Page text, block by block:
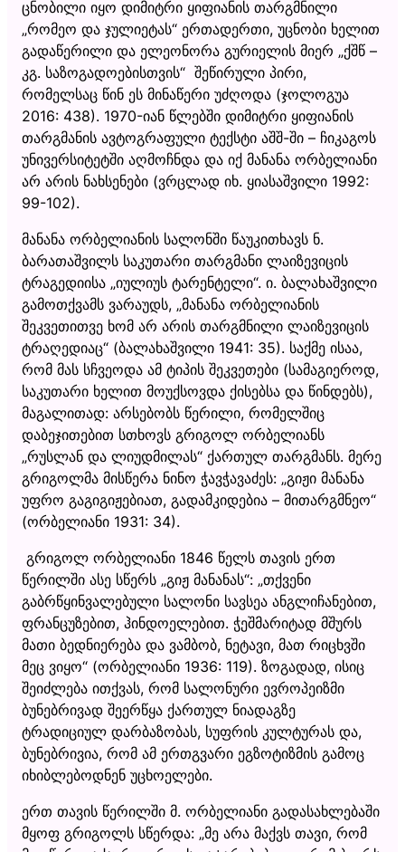
ცნობილი იყო დიმიტრი ყიფიანის თარგმნილი
„რომეო და ჯულიეტას“ ერთადერთი, უცნობი ხელით
გადაწერილი და ელეონორა გურიელის მიერ „ქშწ –
კგ. საზოგადოებისთვის“ შეწირული პირი,
რომელსაც წინ ეს მინაწერი უძღოდა (ჯოლოგუა
2016: 438). 1970-იან წლებში დიმიტრი ყიფიანის
თარგმანის ავტოგრაფული ტექსტი აშშ-ში – ჩიკაგოს
უნივერსიტეტში აღმოჩნდა და იქ მანანა ორბელიანი
არ არის ნახსენები (ვრცლად იხ. ყიასაშვილი 1992:
99-102).
მანანა ორბელიანის სალონში წაუკითხავს ნ.
ბარათაშვილს საკუთარი თარგმანი ლაიზევიცის
ტრაგედიისა „იულიუს ტარენტელი“. ი. ბალახაშვილი
გამოთქვამს ვარაუდს, „მანანა ორბელიანის
შეკვეთითვე ხომ არ არის თარგმნილი ლაიზევიცის
ტრაღედიაც“ (ბალახაშვილი 1941: 35). საქმე ისაა,
რომ მას სჩვეოდა ამ ტიპის შეკვეთები (სამაგიეროდ,
საკუთარი ხელით მოუქსოვდა ქისებსა და წინდებს),
მაგალითად: არსებობს წერილი, რომელშიც
დაბეჯითებით სთხოვს გრიგოლ ორბელიანს
„რუსლან და ლიუდმილას“ ქართულ თარგმანს. მერე
გრიგოლმა მისწერა ნინო ჭავჭავაძეს: „გიჟი მანანა
უფრო გაგიგიჟებიათ, გადამკიდებია – მითარგმნეო“
(ორბელიანი 1931: 34).
გრიგოლ ორბელიანი 1846 წელს თავის ერთ
წერილში ასე სწერს „გიჟ მანანას“: „თქვენი
გაბრწყინვალებული სალონი სავსეა ანგლიჩანებით,
ფრანცუზებით, ჰინდოელებით. ჭეშმარიტად მშურს
მათი ბედნიერება და ვამბობ, ნეტავი, მათ რიცხვში
მეც ვიყო“ (ორბელიანი 1936: 119). ზოგადად, ისიც
შეიძლება ითქვას, რომ სალონური ევროპეიზმი
ბუნებრივად შეერწყა ქართულ ნიადაგზე
ტრადიციულ დარბაზობას, სუფრის კულტურას და,
ბუნებრივია, რომ ამ ერთგვარი ეგზოტიზმის გამოც
იხიბლებოდნენ უცხოელები.
ერთ თავის წერილში მ. ორბელიანი გადასახლებაში
მყოფ გრიგოლს სწერდა: „მე არა მაქვს თავი, რომ